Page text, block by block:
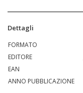
Dettagli
FORMATO
EDITORE
EAN
ANNO PUBBLICAZIONE